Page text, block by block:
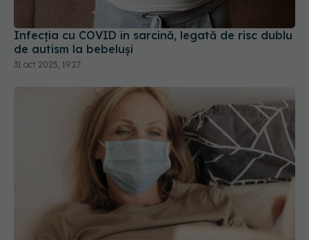
Long-COVID lovește femeile mai mult decât
bărbații. Efectul secundar care apare la femeile
de peste 40 de ani